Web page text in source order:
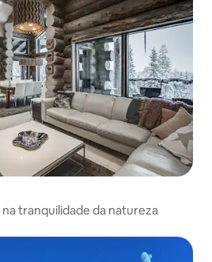
tranquilidade da natureza